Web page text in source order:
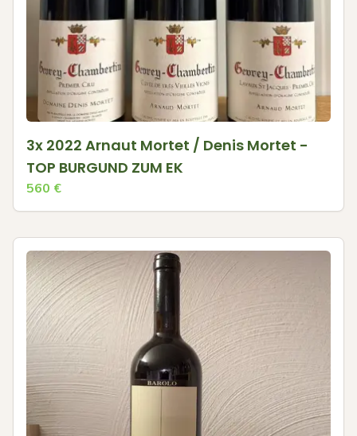
3x 2022 Arnaut Mortet / Denis Mortet -
TOP BURGUND ZUM EK
560 €